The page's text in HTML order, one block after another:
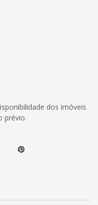
dos imóveis
prévio.
Pinterest